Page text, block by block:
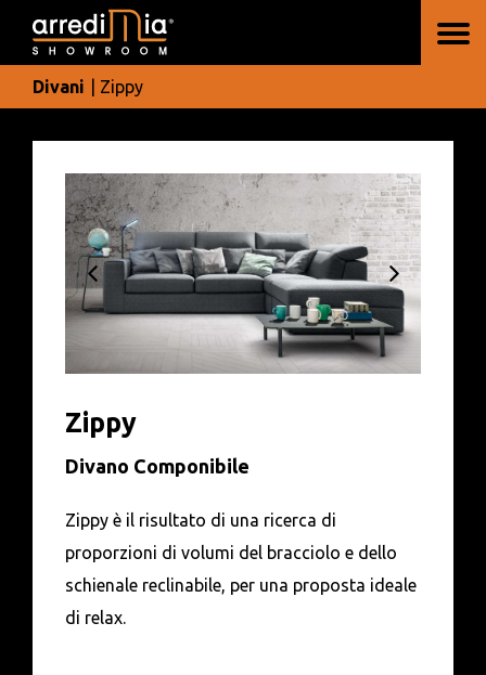
Divani | Zippy
Zippy
Divano Componibile
Zippy è il risultato di una ricerca di
proporzioni di volumi del bracciolo e dello
schienale reclinabile, per una proposta ideale
di relax.